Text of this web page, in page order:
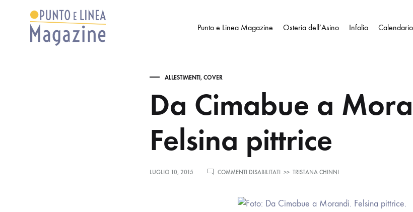
Punto e Linea Magazine Osteria dell’Asino Infolio Calendario
ALLESTIMENTI, COVER
Da Cimabue a
Felsina pittrice
LUGLIO 10, 2015 COMMENTI DISABILITATI
SU
A
MORANDI.
>> TRISTANA CHINNI